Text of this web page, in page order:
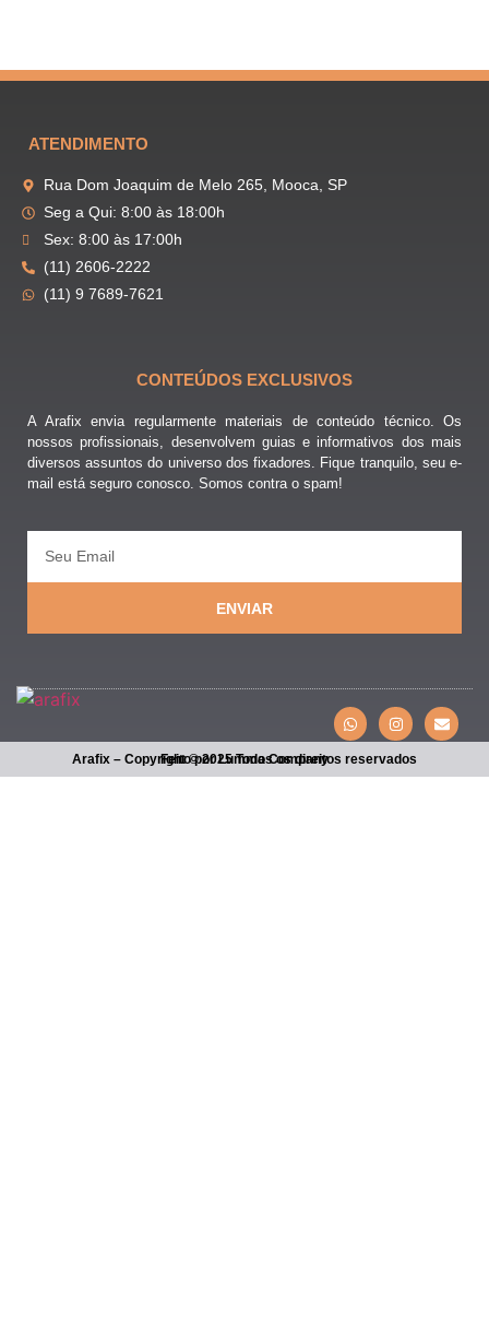
ATENDIMENTO
Rua Dom Joaquim de Melo 265, Mooca, SP
Seg a Qui: 8:00 às 18:00h
Sex: 8:00 às 17:00h
(11) 2606-2222
(11) 9 7689-7621
CONTEÚDOS EXCLUSIVOS
A Arafix envia regularmente materiais de conteúdo técnico. Os
nossos profissionais, desenvolvem guias e informativos dos mais
diversos assuntos do universo dos fixadores. Fique tranquilo, seu e-
mail está seguro conosco. Somos contra o spam!
ENVIAR
Arafix – Copyright © 2025 Todos os direitos reservados
Feito por Lumma Company